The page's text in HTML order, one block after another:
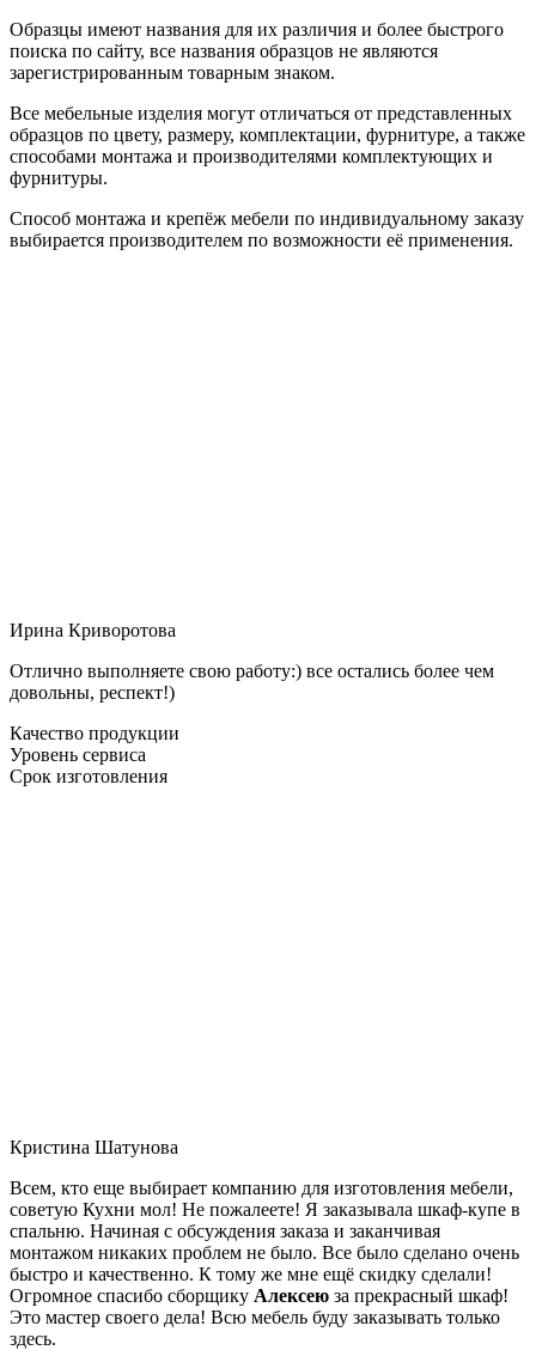
Образцы имеют названия для их различия и более быстрого
поиска по сайту, все названия образцов не являются
зарегистрированным товарным знаком.
Все мебельные изделия могут отличаться от представленных
образцов по цвету, размеру, комплектации, фурнитуре, а также
способами монтажа и производителями комплектующих и
фурнитуры.
Способ монтажа и крепёж мебели по индивидуальному заказу
выбирается производителем по возможности её применения.
Ирина Криворотова
Отлично выполняете свою работу:) все остались более чем
довольны, респект!)
Качество продукции
Уровень сервиса
Срок изготовления
Кристина Шатунова
Всем, кто еще выбирает компанию для изготовления мебели,
советую Кухни мол! Не пожалеете! Я заказывала шкаф-купе в
спальню. Начиная с обсуждения заказа и заканчивая
монтажом никаких проблем не было. Все было сделано очень
быстро и качественно. К тому же мне ещё скидку сделали!
Огромное спасибо сборщику Алексею за прекрасный шкаф!
Это мастер своего дела! Всю мебель буду заказывать только
здесь.